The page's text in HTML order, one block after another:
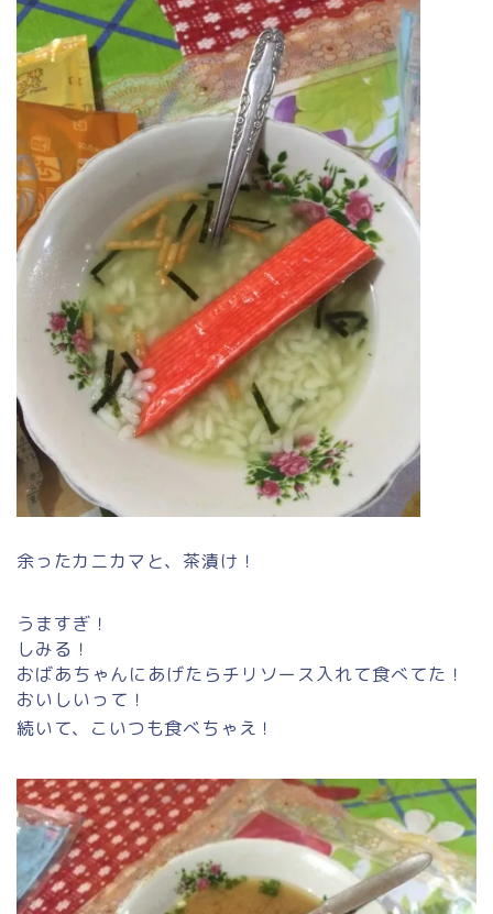
余ったカニカマと、茶漬け！
うますぎ！
しみる！
おばあちゃんにあげたらチリソース入れて食べてた！
おいしいって！
続いて、こいつも食べちゃえ！